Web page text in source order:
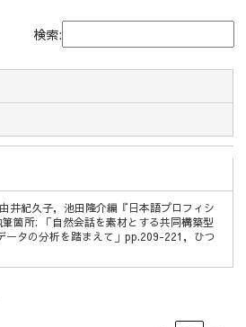
検索:
井紀久子，池田隆介編『日本語プロフィシ
箇所: 「自然会話を素材とする共同構築型
ータの分析を踏まえて」pp.209-221，ひつ